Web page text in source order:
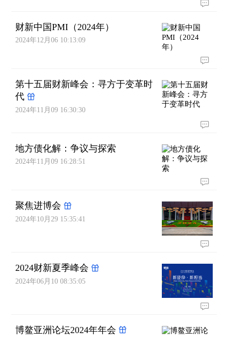
财新中国PMI（2024年）
2024年12月06 10:13:09
第十五届财新峰会：寻方于变革时
代
2024年11月09 16:30:30
地方债化解：争议与探索
2024年11月09 16:28:51
聚焦进博会
2024年10月29 15:35:41
2024财新夏季峰会
2024年06月10 08:35:05
博鳌亚洲论坛2024年年会